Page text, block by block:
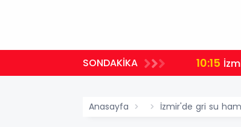
SONDAKİKA 10:15
Anasayfa İzmir'de gri su